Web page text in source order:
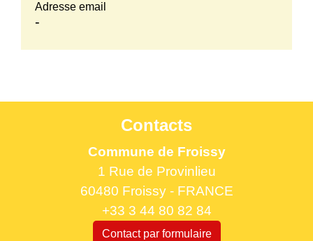
Adresse email
-
Contacts
Commune de Froissy
1 Rue de Provinlieu
60480 Froissy - FRANCE
+33 3 44 80 82 84
Contact par formulaire